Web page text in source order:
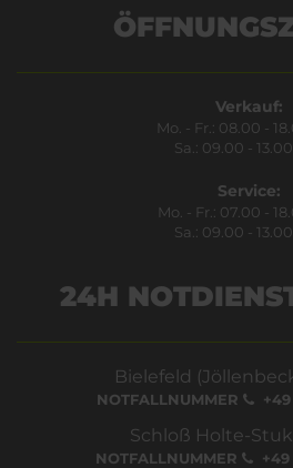
Verkauf:
Mo. - Fr.: 08.00 -
Sa.: 09.00 -
Service:
Mo. - Fr.: 07.00 -
Sa.: 09.00 -
24H
Bielefeld
NOTFALLNUMMER +49
Schloß Holte-
NOTFALLNUMMER +49